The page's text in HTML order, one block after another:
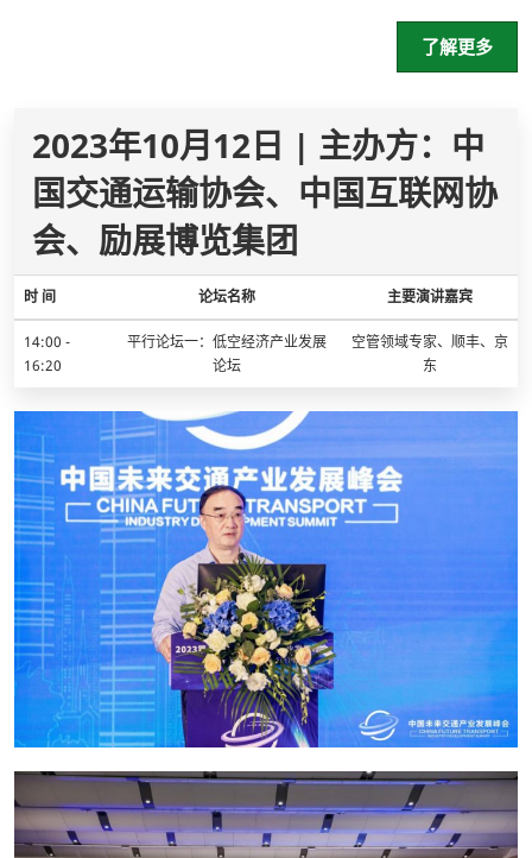
了解更多
2023年10月12日 | 主办方：中
国交通运输协会、中国互联网协
会、励展博览集团
时 间 论坛名称 主要演讲嘉宾
14:00 -
16:20
平行论坛一：低空经济产业发展
论坛
空管领域专家、顺丰、京
东